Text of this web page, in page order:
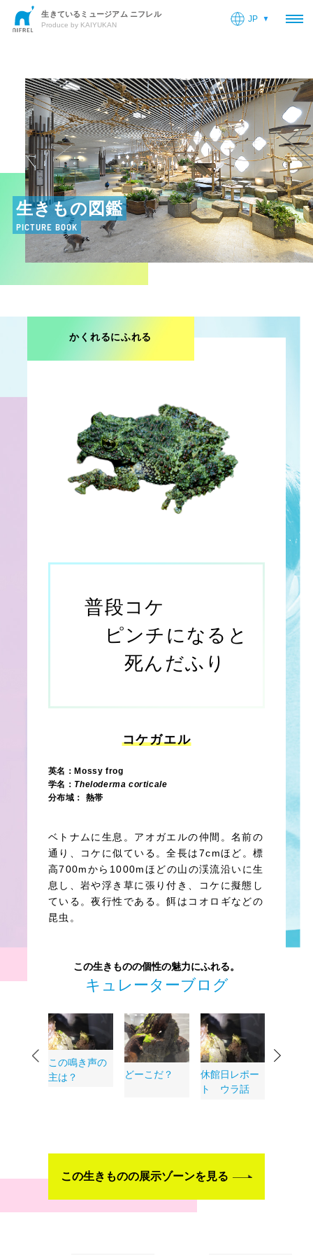
生きているミュージアム ニフレル
Produce by KAIYUKAN
JP
生きもの図鑑
PICTURE BOOK
かくれるにふれる
普段コケ
ピンチになると
死んだふり
コケガエル
英名：Mossy frog
学名： Theloderma corticale
分布域： 熱帯
ベトナムに生息。アオガエルの仲間。名前の
通り、コケに似ている。全長は7cmほど。標
高700mから1000mほどの山の渓流沿いに生
息し、岩や浮き草に張り付き、コケに擬態し
ている。夜行性である。餌はコオロギなどの
昆虫。
この生きものの個性の魅力にふれる。
キュレーターブログ
この鳴き声の
主は？
どーこだ？
休館日レポー
ト ウラ話
目をつ
この生きものの展示ゾーンを見る